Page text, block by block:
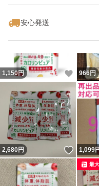
安心発送
1,150円 いい
966円
2,680円 いい
1,099
最